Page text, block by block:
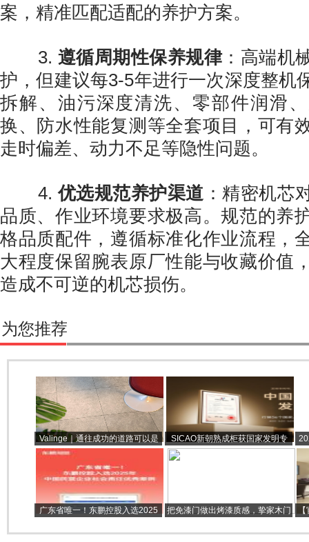
案，精准匹配适配的养护方案。
3. 遵循周期性保养规律：高端机
护，但建议每3-5年进行一次深度整机
拆解、油污深度清洗、零部件润滑
换、防水性能复测等全套项目，可有
走时偏差、动力不足等隐性问题。
4.优选规范养护渠道 ：精密机芯
品质、作业环境要求极高。规范的养
格品质配件，遵循标准化作业流程，
大程度保留腕表原厂性能与收藏价值
造成不可逆的机芯损伤。
为您推荐
Valinge｜通往成功的道路可以是
SICAO新朝熟成柜获国家发明专
利，重新定义食品熟成技术新标准
广东省唯一！东鹏控股入选2025
把免漆门做出烤漆质感，挚家木门